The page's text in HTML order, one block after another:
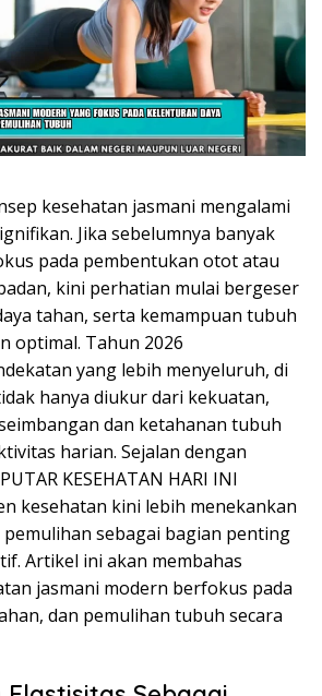
kesehatan jasmani mengalami
Jika sebelumnya banyak
pada pembentukan otot atau
kini perhatian mulai bergeser
tahan, serta kemampuan tubuh
optimal. Tahun 2026
yang lebih menyeluruh, di
hanya diukur dari kekuatan,
dan ketahanan tubuh
harian. Sejalan dengan
KESEHATAN HARI INI
kesehatan kini lebih menekankan
sebagai bagian penting
Artikel ini akan membahas
jasmani modern berfokus pada
dan pemulihan tubuh secara